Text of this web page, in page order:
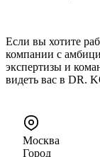
Если вы хотите
компании с
экспертизы и
видеть вас в DR.
Москва
Город